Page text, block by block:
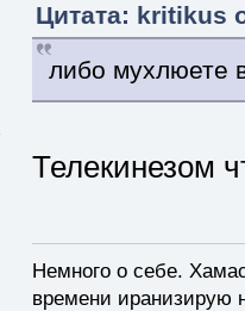
Цитата: kritikus
либо мухлюете
Телекинезом
Немного о себе.
времени иранизирую